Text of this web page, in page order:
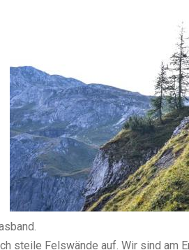
steile Felswände auf. Wir sind am